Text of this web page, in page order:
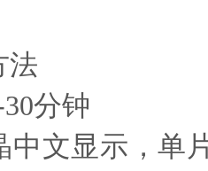
法
分钟
中文显示，单